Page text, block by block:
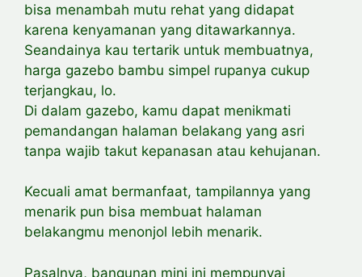
bisa menambah mutu rehat yang didapat
karena kenyamanan yang ditawarkannya.
Seandainya kau tertarik untuk membuatnya,
harga gazebo bambu simpel rupanya cukup
terjangkau, lo.
Di dalam gazebo, kamu dapat menikmati
pemandangan halaman belakang yang asri
tanpa wajib takut kepanasan atau kehujanan.
Kecuali amat bermanfaat, tampilannya yang
menarik pun bisa membuat halaman
belakangmu menonjol lebih menarik.
Pasalnya, bangunan mini ini mempunyai